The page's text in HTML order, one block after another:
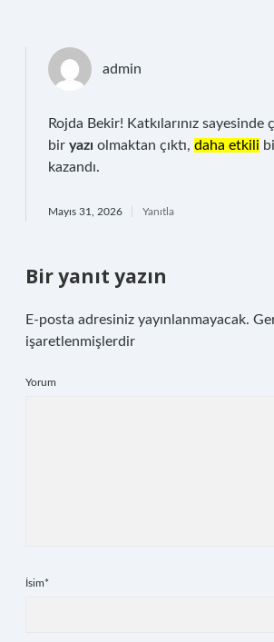
admin
Rojda Bekir! Katkılarınız sayesinde
bir yazı olmaktan çıktı, daha etkili
kazandı.
Mayıs 31, 2026 Yanıtla
Bir yanıt yazın
E-posta adresiniz yayınlanmayacak.
işaretlenmişlerdir
Yorum
İsim*